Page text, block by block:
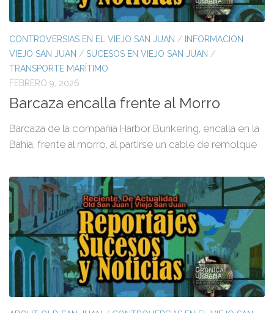
CONTROVERSIAS EN EL VIEJO SAN JUAN / INFORMACIÓN
VIEJO SAN JUAN / SUCESOS EN VIEJO SAN JUAN /
TRANSPORTE MARÍTIMO
FEBRERO 9, 2026
Barcaza encalla frente al Morro
Barcaza de la compañía Harbor Bunkering, encalla en la
Bahía, frente al morro, al partirse un cable de remolque